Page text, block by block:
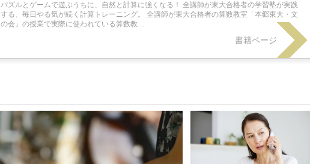
パズルとゲームで遊ぶうちに、自然と計算に強くなる！ 全講師が東大合格者の学習塾が実践
する、毎日やる気が続く計算トレーニング。 全講師が東大合格者の算数教室「本郷東大・文
の会」の授業で実際に使われている算数教…
書籍ページ